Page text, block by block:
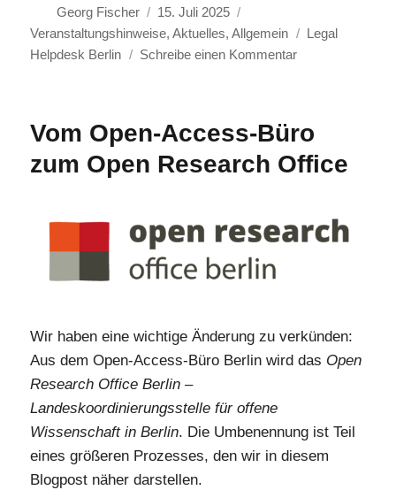
Autor
Georg Fischer
Veröffentlicht
am
15. Juli 2025
Veranstaltungshinweise,Aktuelles,Allgemein Schlagwörter
Legal
Helpdesk Berlin
Schreibe einen Kommentarzu
Workshop
II
Petri
(NFDI4Culture)
2025,
Vom Open-Access-Büro
zum Open Research Office
Wir haben eine wichtige Änderung zu verkünden:
Aus dem Open-Access-Büro Berlin wird das Open
Research Office Berlin –
Landeskoordinierungsstelle für offene
Wissenschaft in Berlin. Die Umbenennung ist Teil
eines größeren Prozesses, den wir in diesem
Blogpost näher darstellen.